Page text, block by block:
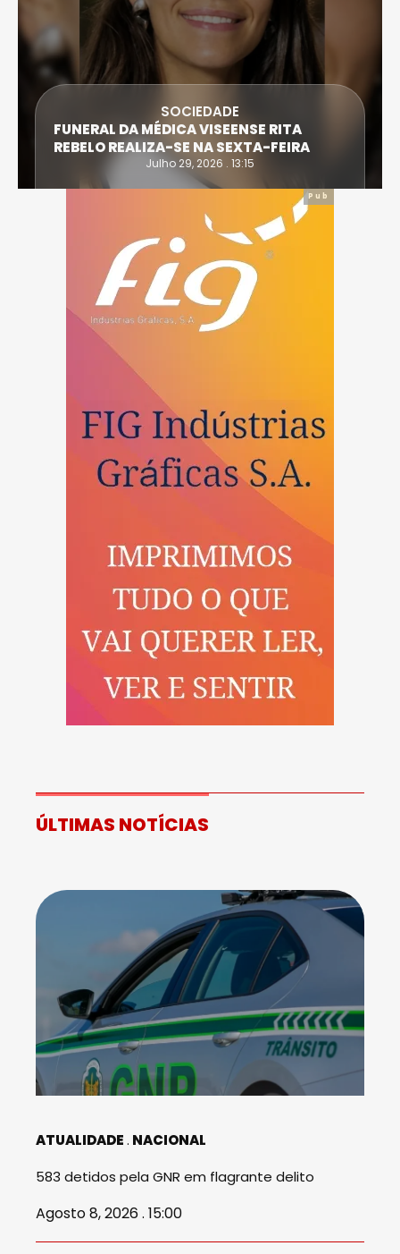
SOCIEDADE
FUNERAL DA MÉDICA VISEENSE RITA
REBELO REALIZA-SE NA SEXTA-FEIRA
Julho 29, 2026 . 13:15
Pub
ÚLTIMAS NOTÍCIAS
ATUALIDADE NACIONAL
583 detidos pela GNR em flagrante delito
Agosto 8, 2026 . 15:00